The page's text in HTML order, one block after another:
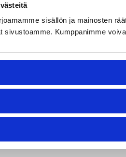
sisällön ja mainosten
sivustoamme. Kumppanimme